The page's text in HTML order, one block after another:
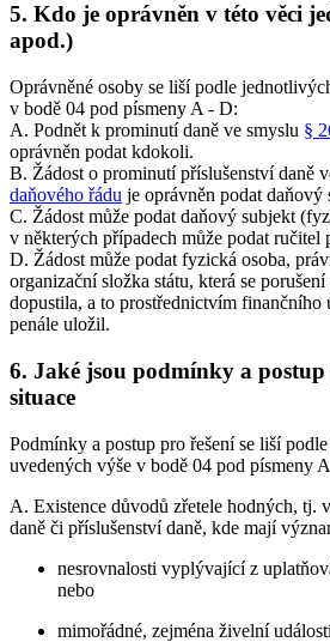
5. Kdo je oprávněn v této věci
apod.)
Oprávněné osoby se liší podle
v bodě 04 pod písmeny A - D:
A. Podnět k prominutí daně ve smyslu §
oprávněn podat kdokoli.
B. Žádost o prominutí příslušenství daně
daňového řádu je oprávněn podat daňový
C. Žádost může podat daňový subjekt
v některých případech může podat ručitel
D. Žádost může podat fyzická osoba,
organizační složka státu, která se
dopustila, a to prostřednictvím finančního
penále uložil.
6. Jaké jsou podmínky a
situace
Podmínky a postup pro řešení se liší
uvedených výše v bodě 04 pod písmeny
A. Existence důvodů zřetele hodných, tj.
daně či příslušenství daně, kde mají
nesrovnalosti vyplývající z
nebo
mimořádné, zejména živelní